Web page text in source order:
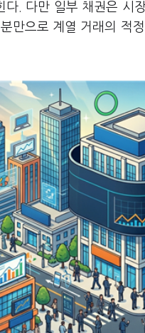
. 다만 일부 채권은 시
만으로 계열 거래의 적